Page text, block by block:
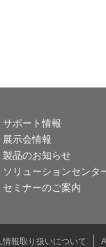
サポート情報
展示会情報
製品のお知らせ
ソリューションセンタ
セミナーのご案内
情報取り扱いについて